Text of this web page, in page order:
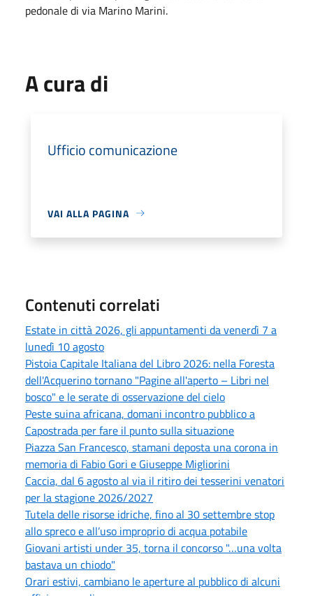
pedonale di via Marino Marini.
A cura di
Ufficio comunicazione
VAI ALLA PAGINA
Contenuti correlati
Estate in città 2026, gli appuntamenti da venerdì 7 a
lunedì 10 agosto
Pistoia Capitale Italiana del Libro 2026: nella Foresta
dell'Acquerino tornano "Pagine all'aperto – Libri nel
bosco" e le serate di osservazione del cielo
Peste suina africana, domani incontro pubblico a
Capostrada per fare il punto sulla situazione
Piazza San Francesco, stamani deposta una corona in
memoria di Fabio Gori e Giuseppe Migliorini
Caccia, dal 6 agosto al via il ritiro dei tesserini venatori
per la stagione 2026/2027
Tutela delle risorse idriche, fino al 30 settembre stop
allo spreco e all’uso improprio di acqua potabile
Giovani artisti under 35, torna il concorso "…una volta
bastava un chiodo"
Orari estivi, cambiano le aperture al pubblico di alcuni